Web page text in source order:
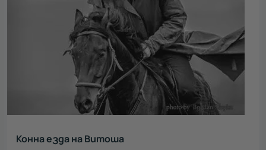
Конна езда на Витоша